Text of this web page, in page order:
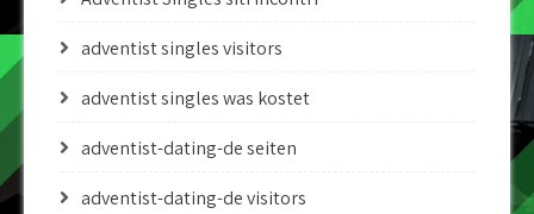
adventist singles visitors
adventist singles was kostet
adventist-dating-de seiten
adventist-dating-de visitors